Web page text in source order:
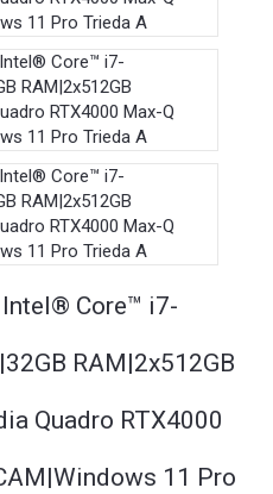
Intel® Core™ i7-
RAM|2x512GB
Quadro RTX4000
11 Pro